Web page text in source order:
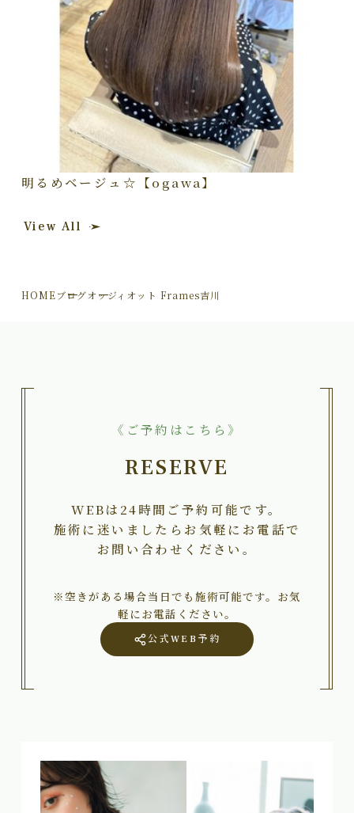
明るめベージュ☆【ogawa】
View All
HOMEブログオッジィオット Frames吉川
《ご予約はこちら》
RESERVE
WEBは24時間ご予約可能です。
施術に迷いましたらお気軽にお電話で
お問い合わせください。
※空きがある場合当日でも施術可能です。お気
軽にお電話ください。
公式WEB予約